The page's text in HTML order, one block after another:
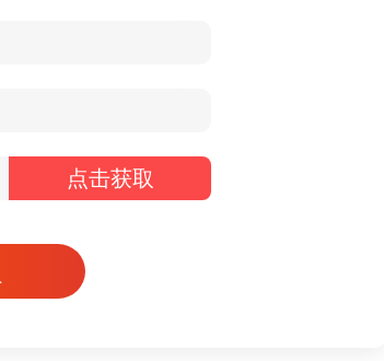
点击获取